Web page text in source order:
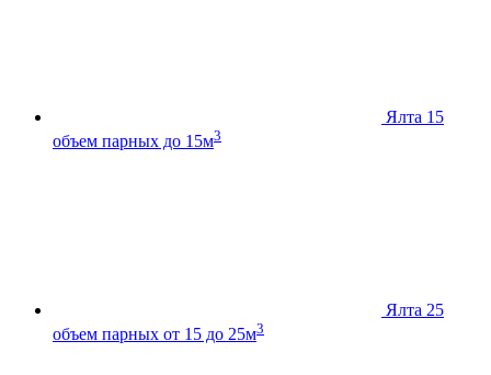
Ялта 15
объем парных до 15м3
Ялта 25
объем парных от 15 до 25м3